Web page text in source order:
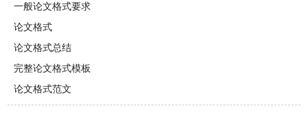
一般论文格式要求
论文格式
论文格式总结
完整论文格式模板
论文格式范文